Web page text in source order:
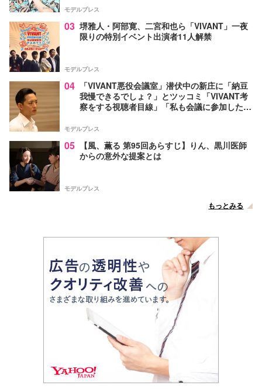
モデルプレス
03 堺雅人・阿部寛、二宮和也ら「VIVANT」一夜
限りの特別イベント出演者11人解禁
モデルプレス
04
「VIVANT悪役会議室」潜伏中の新庄に「納豆
我慢できるでしょ？」とツッコミ「VIVANT考
察をする視聴者目線」「私も会議に参加した
モデルプレス
05
【風、薫る 第95回あらすじ】りん、黒川医師
からの意外な提案とは
モデルプレス
もっとみる